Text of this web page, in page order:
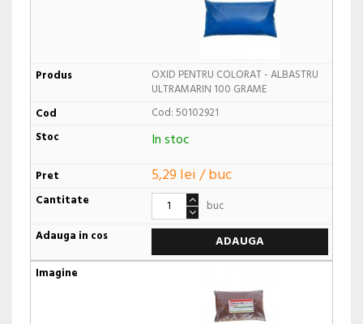
OXID PENTRU COLORAT - ALBASTRU
ULTRAMARIN 100 GRAME
Cod: 50102921
In stoc
5,29 lei / buc
buc
ADAUGA